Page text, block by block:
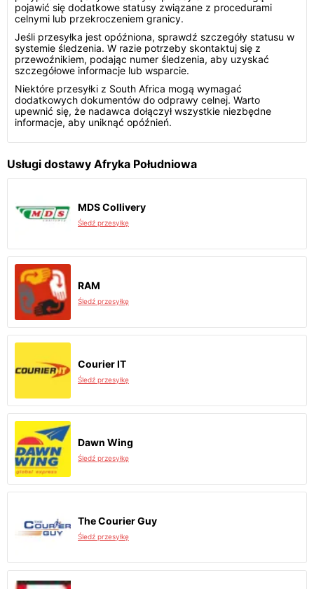
pojawić się dodatkowe statusy związane z procedurami
celnymi lub przekroczeniem granicy.
Jeśli przesyłka jest opóźniona, sprawdź szczegóły statusu w
systemie śledzenia. W razie potrzeby skontaktuj się z
przewoźnikiem, podając numer śledzenia, aby uzyskać
szczegółowe informacje lub wsparcie.
Niektóre przesyłki z South Africa mogą wymagać
dodatkowych dokumentów do odprawy celnej. Warto
upewnić się, że nadawca dołączył wszystkie niezbędne
informacje, aby uniknąć opóźnień.
Usługi dostawy Afryka Południowa
MDS Collivery
Śledź przesyłkę
RAM
Śledź przesyłkę
Courier IT
Śledź przesyłkę
Dawn Wing
Śledź przesyłkę
The Courier Guy
Śledź przesyłkę